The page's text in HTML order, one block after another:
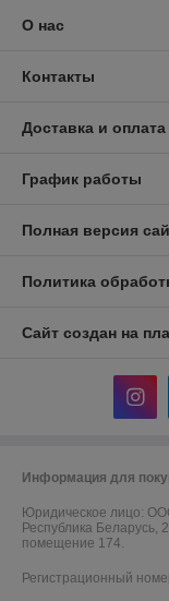
О нас
Контакты
Доставка и оплата
График работы
Полная версия
Политика
Сайт создан на
Информация для
Юридическое лицо:
Республика Беларусь,
помещение 174.
Регистрационный